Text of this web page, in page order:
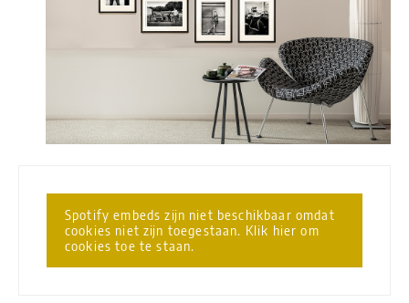
Spotify embeds zijn niet beschikbaar omdat
cookies niet zijn toegestaan. Klik hier om
cookies toe te staan.